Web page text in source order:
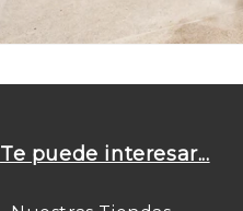
Te puede interesar...